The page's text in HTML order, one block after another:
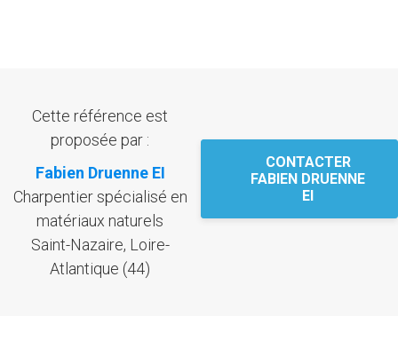
Cette référence est
proposée par :
Fabien Druenne EI
Charpentier spécialisé en
matériaux naturels
Saint-Nazaire, Loire-
Atlantique (44)
CONTACTER
FABIEN DRUENNE
EI